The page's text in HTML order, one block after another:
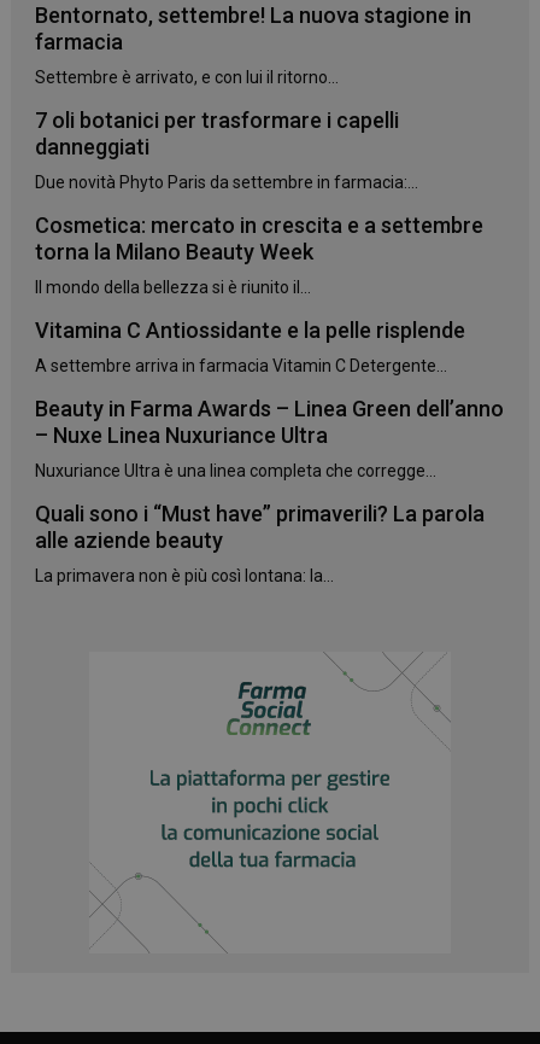
Bentornato, settembre! La nuova stagione in
farmacia
Settembre è arrivato, e con lui il ritorno...
7 oli botanici per trasformare i capelli
danneggiati
Due novità Phyto Paris da settembre in farmacia:...
Cosmetica: mercato in crescita e a settembre
torna la Milano Beauty Week
Il mondo della bellezza si è riunito il...
Vitamina C Antiossidante e la pelle risplende
A settembre arriva in farmacia Vitamin C Detergente...
Beauty in Farma Awards – Linea Green dell’anno
– Nuxe Linea Nuxuriance Ultra
Nuxuriance Ultra è una linea completa che corregge...
Quali sono i “Must have” primaverili? La parola
alle aziende beauty
La primavera non è più così lontana: la...